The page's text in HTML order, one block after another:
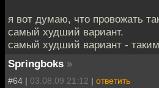
я вот думаю, что провожать
самый худший вариант.
самый худший вариант -
Springboks »
#64 | 03.08.09 21:12 | ответить